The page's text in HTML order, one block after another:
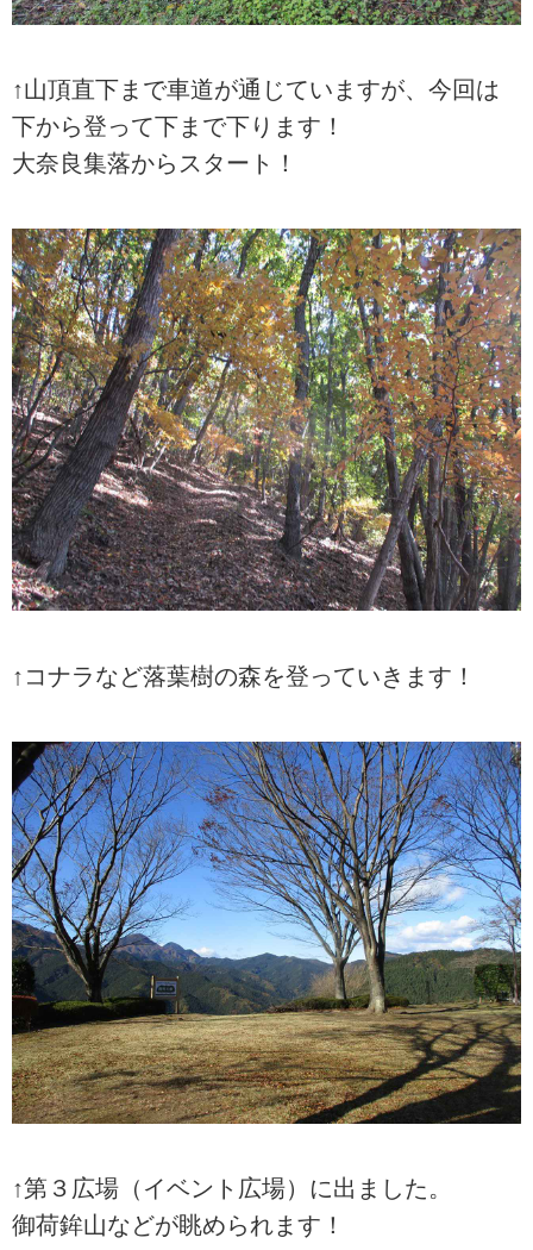
↑山頂直下まで車道が通じていますが、今回は
下から登って下まで下ります！
大奈良集落からスタート！
↑コナラなど落葉樹の森を登っていきます！
↑第３広場（イベント広場）に出ました。
御荷鉾山などが眺められます！